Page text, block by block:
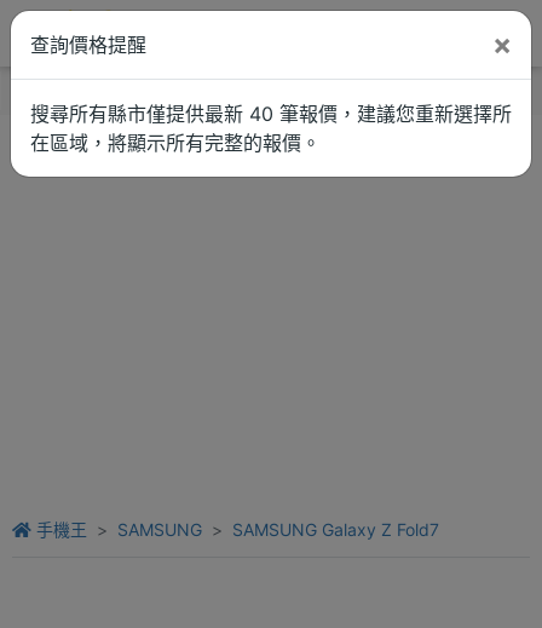
手機王 SAMSUNG SAMSUNG Galaxy Z Fold7
查詢價格提醒 ×
搜尋所有縣市僅提供最新 40 筆報價，建議您重新選擇所
在區域，將顯示所有完整的報價。